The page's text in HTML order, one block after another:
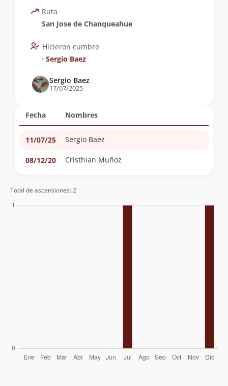
Fecha Nombres
11/07/25 Sergio Baez
08/12/20 Cristhian Muñoz
Ruta
San Jose de Chanqueahue
Hicieron cumbre
∙ Sergio Baez
Sergio Baez
17/07/2025
Total de ascensiones: 2